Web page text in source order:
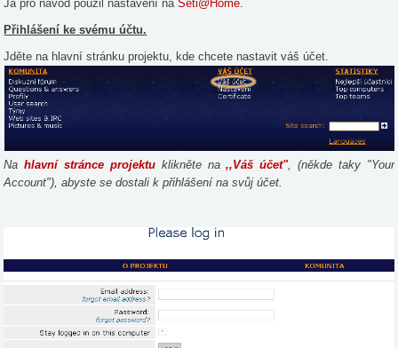
Já pro návod použil nastavení naSeti@Home.
Přihlášení ke svému účtu.
Jděte na hlavní stránku projektu, kde chcete nastavit váš účet.
Nahlavní stránce projektuklikněte na,,Váš účet", (někde taky "Your
Account"), abyste se dostali k přihlášení na svůj účet.